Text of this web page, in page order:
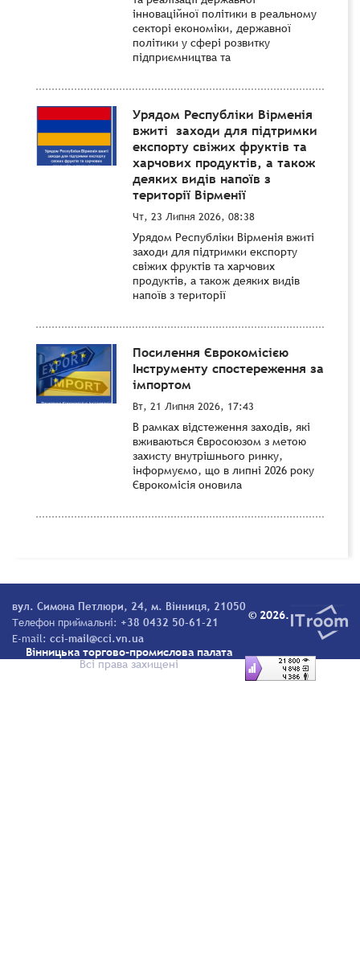
інноваційної політики в реальному
секторі економіки, державної
політики у сфері розвитку
підприємництва та
Урядом Республіки Вірменія
вжиті заходи для підтримки
експорту свіжих фруктів та
харчових продуктів, а також
деяких видів напоїв з
території Вірменії
Чт, 23 Липня 2026, 08:38
Урядом Республіки Вірменія вжиті
заходи для підтримки експорту
свіжих фруктів та харчових
продуктів, а також деяких видів
напоїв з території
Посилення Єврокомісією
Інструменту спостереження за
імпортом
Вт, 21 Липня 2026, 17:43
В рамках відстеження заходів, які
вживаються Євросоюзом з метою
захисту внутрішнього ринку,
інформуємо, що в липні 2026 року
Єврокомісія оновила
вул. Симона Петлюри, 24, м. Вінниця, 21050
Телефон приймальні: +38 0432 50-61-21
E-mail: cci-mail@cci.vn.ua
© 2026.
Вінницька торгово-промислова палата
Всі права захищені